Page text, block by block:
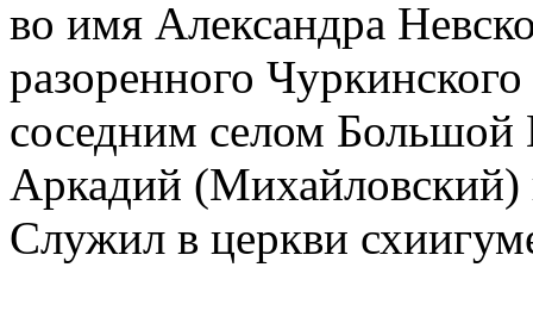
во имя Александра
разоренного
соседним селом
Аркадий
Служил в церкви